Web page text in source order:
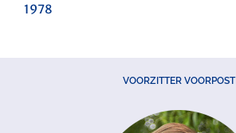
1978
VOORZITTER VOORPOST